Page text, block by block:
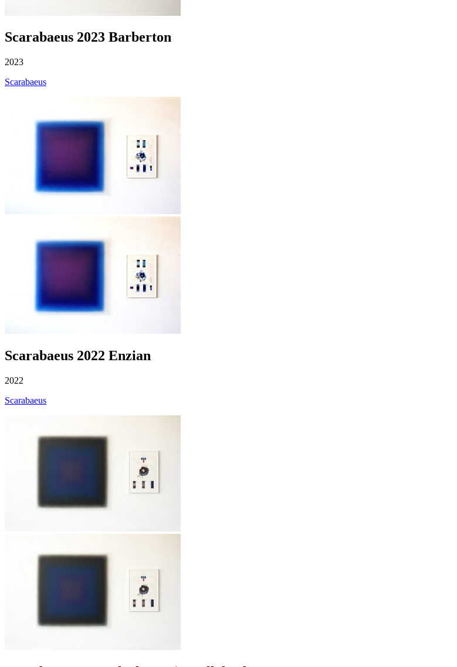
Scarabaeus 2023 Barberton
2023
Scarabaeus
Scarabaeus 2022 Enzian
2022
Scarabaeus